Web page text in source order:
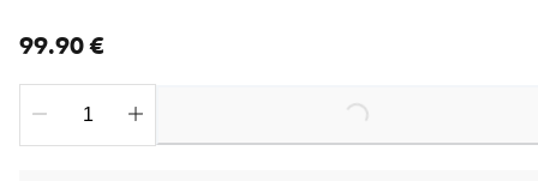
99.90 €
Loading...